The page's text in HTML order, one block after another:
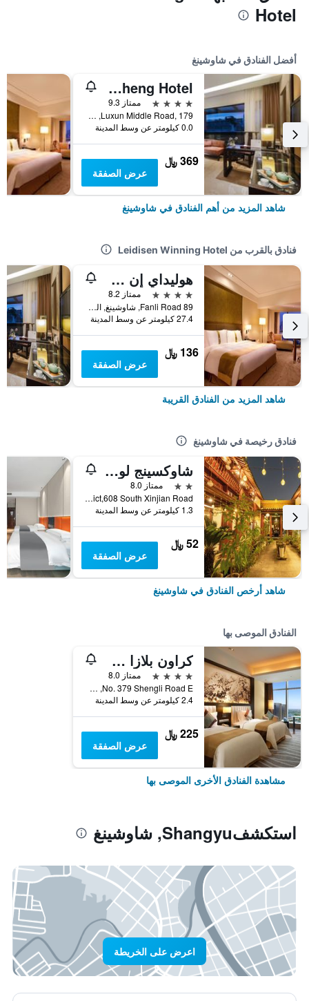
Hotel
أفضل الفنادق في شاوشينغ
The Xianheng Hotel
4 نجوم
ممتاز 9.3
Luxun Middle Road, 179, شاوشينغ, الصين
0.0 كيلومتر عن وسط المدينة
369 ﷼
عرض الصفقة
شاهد المزيد من أهم الفنادق في شاوشينغ
فنادق بالقرب من Leidisen Winning Hotel
هوليداي إن شوشسينج باي آيتش جي
4 نجوم
ممتاز 8.2
89 Fanli Road, شاوشينغ, الصين
27.4 كيلومتر عن وسط المدينة
136 ﷼
عرض الصفقة
شاهد المزيد من الفنادق القريبة
فنادق رخيصة في شاوشينغ
شاوكسينج لوكسون نايتيف بلايس يوث هوستيل
2 نجمتين
ممتاز 8.0
Yuecheng District,608 South Xinjian Road, شاوشينغ, الصين
1.3 كيلومتر عن وسط المدينة
52 ﷼
عرض الصفقة
شاهد أرخص الفنادق في شاوشينغ
الفنادق الموصى بها
كراون بلازا شاوشسينج باي آيتش جي
4 نجوم
ممتاز 8.0
No. 379 Shengli Road E, شاوشينغ, الصين
2.4 كيلومتر عن وسط المدينة
225 ﷼
عرض الصفقة
مشاهدة الفنادق الأخرى الموصى بها
استكشفShangyu, شاوشينغ
اعرض على الخريطة